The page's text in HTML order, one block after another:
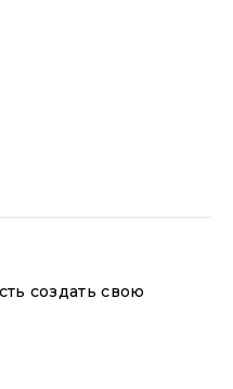
создать свою